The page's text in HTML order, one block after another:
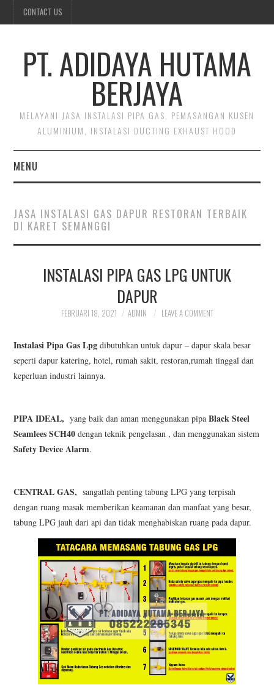
CONTACT US
PT. ADIDAYA HUTAMA
BERJAYA
MELAYANI JASA INSTALASI PIPA GAS, PEMASANGAN KUSEN
ALUMINIUM, INSTALASI DUCTING EXHAUST HOOD
MENU
CONTACT US
CENTRAL
OUR SRVICE
PORTOFOLIO PIPA GAS
JASA INSTALASI GAS DAPUR RESTORAN TERBAIK
DI KARET SEMANGGI
INSTALASI PIPA GAS LPG UNTUK
DAPUR
FEBRUARI 18, 2021 ADMIN LEAVE A COMMENT
Instalasi Pipa Gas Lpg dibutuhkan untuk dapur – dapur skala besar
seperti dapur katering, hotel, rumah sakit, restoran,rumah tinggal dan
keperluan industri lainnya.
PIPA IDEAL, yang baik dan aman menggunakan pipaBlack Steel
Seamlees SCH40 dengan teknik pengelasan , dan menggunakan sistem
Safety Device Alarm.
CENTRAL GAS, sangatlah penting tabung LPG yang terpisah
dengan ruang masak memberikan keamanan dan manfaat yang besar,
tabung LPG jauh dari api dan tidak menghabiskan ruang pada dapur.